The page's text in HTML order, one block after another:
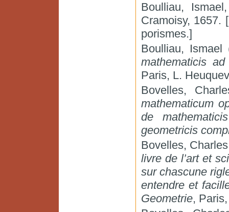
Boulliau,
Cramoisy, 1657.
porismes.]
Boulliau,
mathematicis
Paris, L.
Bovelles,
mathematicum
de
geometricis
Bovelles,
livre de l’art et
sur chascune
entendre et
Geometrie,